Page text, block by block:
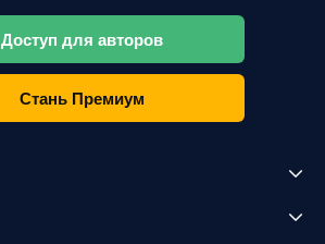
Доступ для авторов
Стань Премиум